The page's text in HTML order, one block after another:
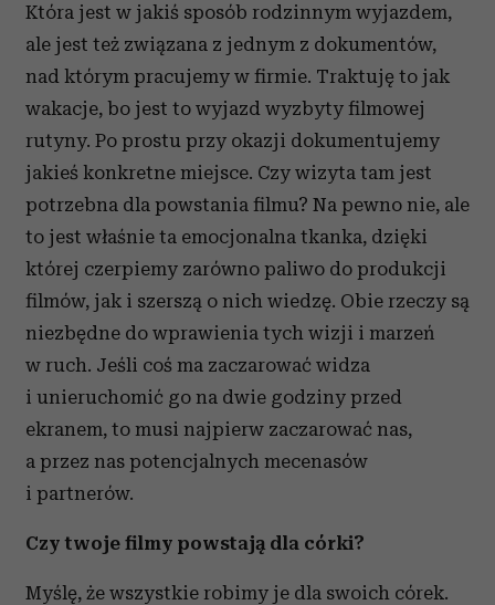
Która jest w jakiś sposób rodzinnym wyjazdem,
ale jest też związana z jednym z dokumentów,
nad którym pracujemy w firmie. Traktuję to jak
wakacje, bo jest to wyjazd wyzbyty filmowej
rutyny. Po prostu przy okazji dokumentujemy
jakieś konkretne miejsce. Czy wizyta tam jest
potrzebna dla powstania filmu? Na pewno nie, ale
to jest właśnie ta emocjonalna tkanka, dzięki
której czerpiemy zarówno paliwo do produkcji
filmów, jak i szerszą o nich wiedzę. Obie rzeczy są
niezbędne do wprawienia tych wizji i marzeń
w ruch. Jeśli coś ma zaczarować widza
i unieruchomić go na dwie godziny przed
ekranem, to musi najpierw zaczarować nas,
a przez nas potencjalnych mecenasów
i partnerów.
Czy twoje filmy powstają dla córki?
Myślę, że wszystkie robimy je dla swoich córek.